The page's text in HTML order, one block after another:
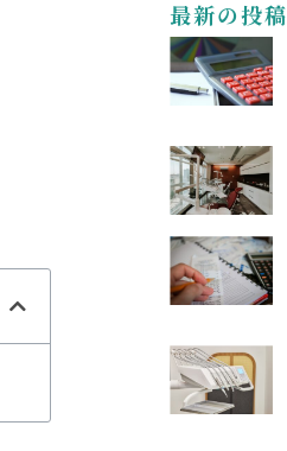
最新の投稿